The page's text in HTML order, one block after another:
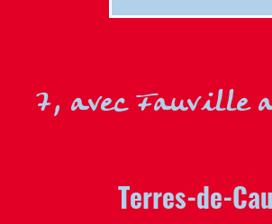
7, avec Fauville
Terres-de-